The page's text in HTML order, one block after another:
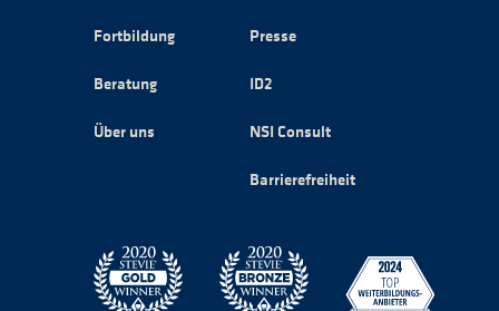
Fortbildung
Beratung
Über uns
Presse
ID2
NSI Consult
Barrierefreiheit